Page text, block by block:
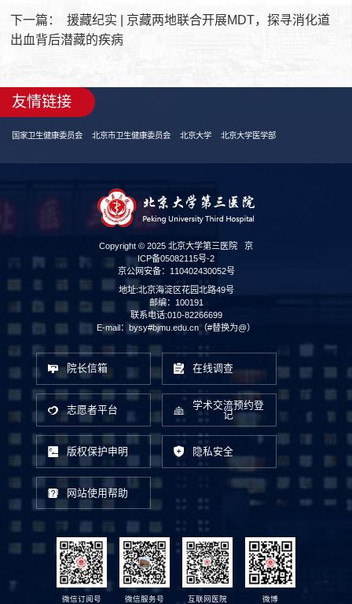
下一篇：
援藏纪实 | 京藏两地联合开展MDT，探寻消化道
出血背后潜藏的疾病
友情链接
国家卫生健康委员会 北京市卫生健康委员会 北京大学 北京大学医学部
Copyright © 2025 北京大学第三医院 京
ICP备05082115号-2
京公网安备：110402430052号
地址:北京海淀区花园北路49号
邮编：100191
联系电话:010-82266699
E-mail：bysy#bjmu.edu.cn（#替换为@）
院长信箱 在线调查
志愿者平台
学术交流预约登
记
版权保护申明 隐私安全
网站使用帮助
微信订阅号 微信服务号 互联网医院 微博